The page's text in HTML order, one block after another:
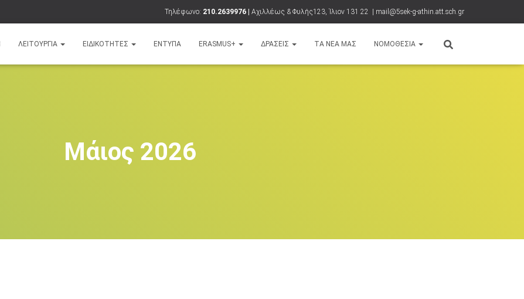
Τηλέφωνο: 210.2639976 | Αχιλλέως & Φυλής123, Ίλιον 131 22 | mail@5sek-g-athin.att.sch.gr
ΛΕΙΤΟΥΡΓΊΑ ΕΙΔΙΚΌΤΗΤΕΣ ΈΝΤΥΠΑ ERASMUS+ ΔΡΑΣΕΙΣ ΤΑ ΝΈΑ ΜΑΣ ΝΟΜΟΘΕΣΊΑ
Μάιος 2026